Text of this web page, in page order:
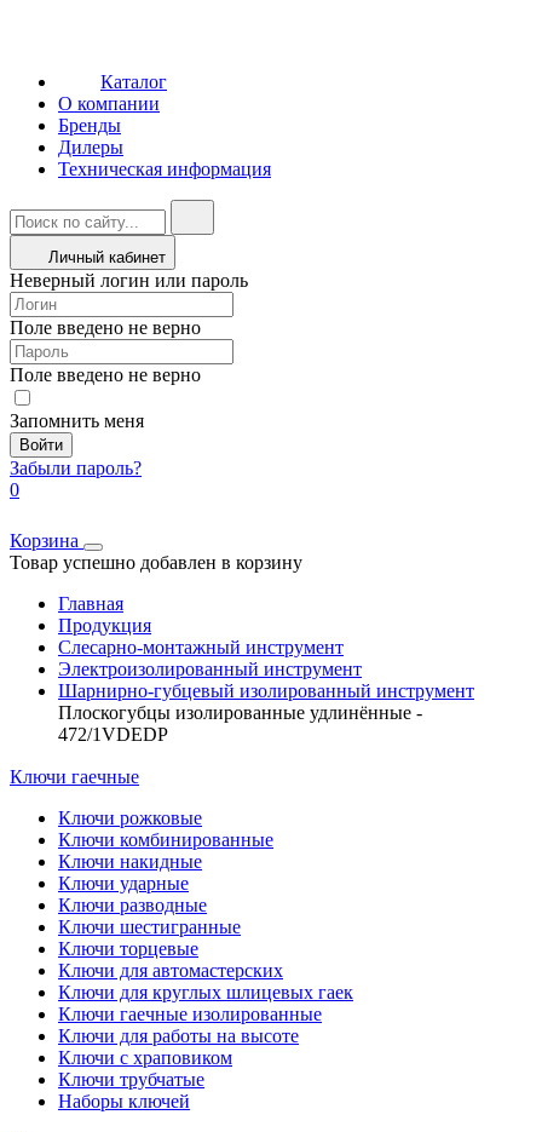
Каталог
О компании
Бренды
Дилеры
Техническая информация
Личный кабинет
Неверный логин или пароль
Поле введено не верно
Поле введено не верно
Запомнить меня
Войти
Забыли пароль?
0
Корзина
Товар успешно добавлен в корзину
Главная
Продукция
Слесарно-монтажный инструмент
Электроизолированный инструмент
Шарнирно-губцевый изолированный инструмент
Плоскогубцы изолированные удлинённые -
472/1VDEDP
Ключи гаечные
Ключи рожковые
Ключи комбинированные
Ключи накидные
Ключи ударные
Ключи разводные
Ключи шестигранные
Ключи торцевые
Ключи для автомастерских
Ключи для круглых шлицевых гаек
Ключи гаечные изолированные
Ключи для работы на высоте
Ключи с храповиком
Ключи трубчатые
Наборы ключей